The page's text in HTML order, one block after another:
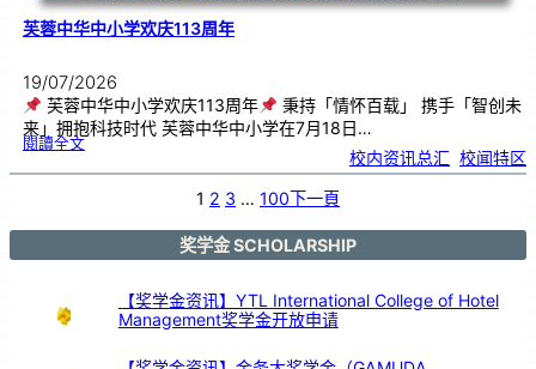
芙蓉中华中小学欢庆113周年
19/07/2026
芙蓉中华中小学欢庆113周年
秉持「情怀百载」 携手「智创未
来」拥抱科技时代 芙蓉中华中小学在7月18日…
閱讀全文:芙
华
1
1
年
校内资讯总汇 校闻特区
1 2 3 … 100下一頁
奖学金 SCHOLARSHIP
【奖学金资讯】YTL International College of Hotel
Management奖学金开放申请